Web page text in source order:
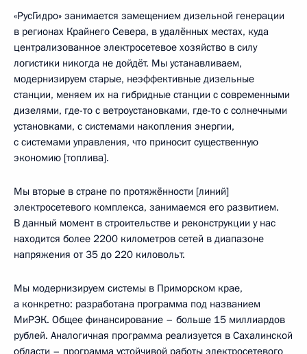
«РусГидро» занимается замещением дизельной генерации
в регионах Крайнего Севера, в удалённых местах, куда
централизованное электросетевое хозяйство в силу
логистики никогда не дойдёт. Мы устанавливаем,
модернизируем старые, неэффективные дизельные
станции, меняем их на гибридные станции с современными
дизелями, где-то с ветроустановками, где-то с солнечными
установками, с системами накопления энергии,
с системами управления, что приносит существенную
экономию [топлива].
Мы вторые в стране по протяжённости [линий]
электросетевого комплекса, занимаемся его развитием.
В данный момент в строительстве и реконструкции у нас
находится более 2200 километров сетей в диапазоне
напряжения от 35 до 220 киловольт.
Мы модернизируем системы в Приморском крае,
а конкретно: разработана программа под названием
МиРЭК. Общее финансирование – больше 15 миллиардов
рублей. Аналогичная программа реализуется в Сахалинской